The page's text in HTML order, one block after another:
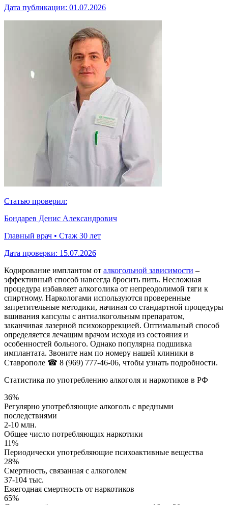
Дата публикации: 01.07.2026
Статью проверил:
Бондарев Денис Александрович
Главный врач • Стаж 30 лет
Дата проверки: 15.07.2026
Кодирование имплантом от алкогольной зависимости –
эффективный способ навсегда бросить пить. Несложная
процедура избавляет алкоголика от непреодолимой тяги к
спиртному. Наркологами используются проверенные
запретительные методики, начиная со стандартной процедуры
вшивания капсулы с антиалкогольным препаратом,
заканчивая лазерной психокоррекцией. Оптимальный способ
определяется лечащим врачом исходя из состояния и
особенностей больного. Однако популярна подшивка
имплантата. Звоните нам по номеру нашей клиники в
Ставрополе ☎ 8 (969) 777-46-06, чтобы узнать подробности.
Статистика по употреблению алкоголя и наркотиков в РФ
36%
Регулярно употребляющие алкоголь с вредными
последствиями
2-10 млн.
Общее число потребляющих наркотики
11%
Периодически употребляющие психоактивные вещества
28%
Смертность, связанная с алкоголем
37-104 тыс.
Ежегодная смертность от наркотиков
65%